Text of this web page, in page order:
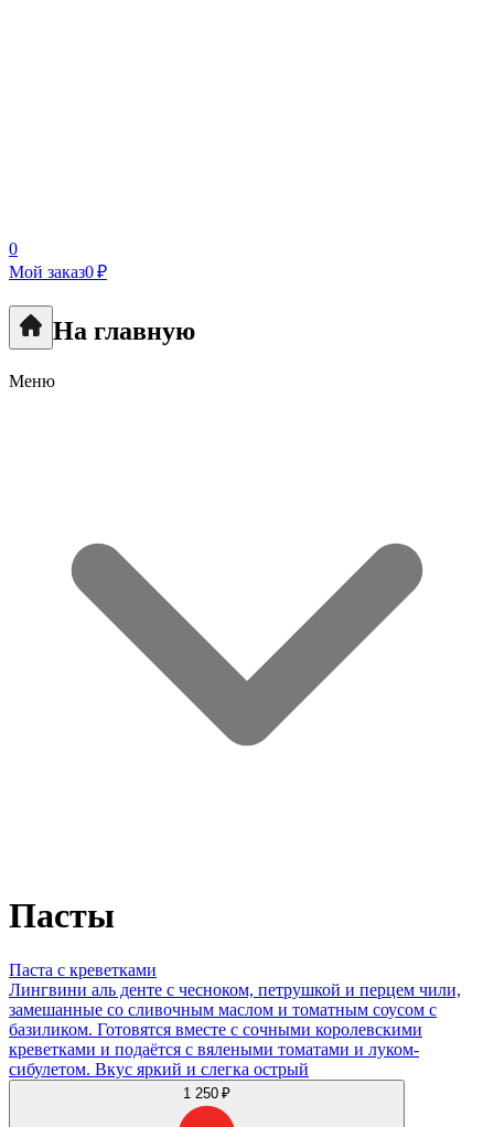
0
Мой заказ0 ₽
На главную
Меню
Пасты
Паста с креветками
Лингвини аль денте с чесноком, петрушкой и перцем чили,
замешанные со сливочным маслом и томатным соусом с
базиликом. Готовятся вместе с сочными королевскими
креветками и подаётся с вялеными томатами и луком-
сибулетом. Вкус яркий и слегка острый
1 250 ₽